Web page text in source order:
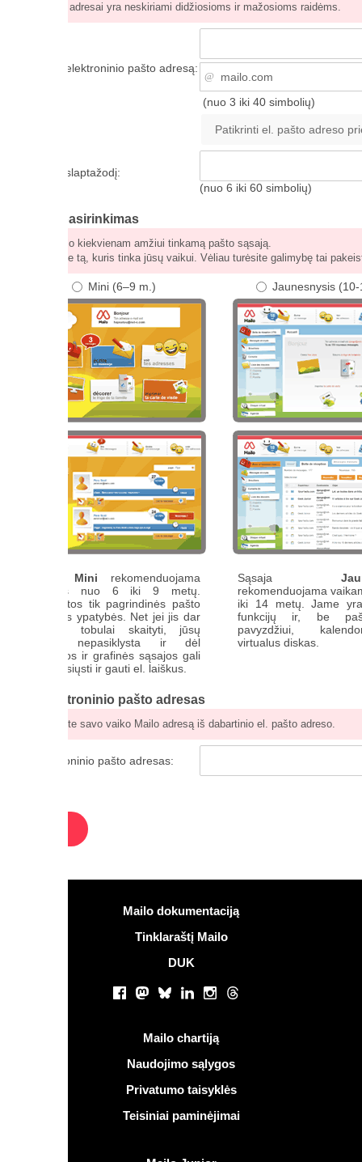
yra neskiriami didžiosioms ir mažosioms raidėms.
pašto adresą:
(nuo 3 iki 40 simbolių)
(nuo 6 iki 60 simbolių)
kiekvienam amžiui tinkamą pašto sąsają.
tą, kuris tinka jūsų vaikui. Vėliau turėsite galimybę tai pakeisti.
Mini (6–9 m.)
rekomenduojama
nuo 6 iki 9 metų.
tik pagrindinės pašto
ypatybės. Net jei jis dar
tobulai skaityti, jūsų
nepasiklysta ir dėl
ir grafinės sąsajos gali
ir gauti el. laiškus.
Jaunesnysis (10-14 m.)
Sąsaja
Jaunesnysis
rekomenduojama vaikams nuo 10
iki 14 metų. Jame yra daugiau
funkcijų ir, be pašto, yra,
pavyzdžiui, kalendorius ir
virtualus diskas.
pašto adresas
savo vaiko Mailo adresą iš dabartinio el. pašto adreso.
pašto adresas:
Mailo dokumentaciją
Tinklaraštį Mailo
Mastodon
BlueskyLinkedInInstagram
Threads
Mailo chartiją
Naudojimo sąlygos
Privatumo taisyklės
Teisiniai paminėjimai